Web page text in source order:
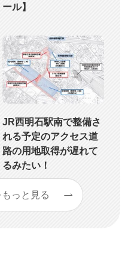
ール】
JR西明石駅南で整備さ
れる予定のアクセス道
路の用地取得が遅れて
るみたい！
っと見る